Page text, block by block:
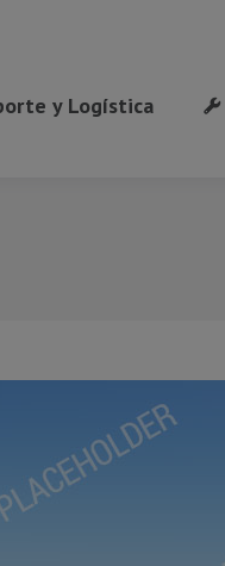
y Logística